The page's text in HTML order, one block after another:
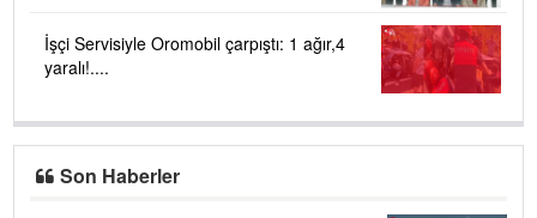
İşçi Servisiyle Oromobil çarpıştı: 1 ağır,4
yaralı!....
Son Haberler